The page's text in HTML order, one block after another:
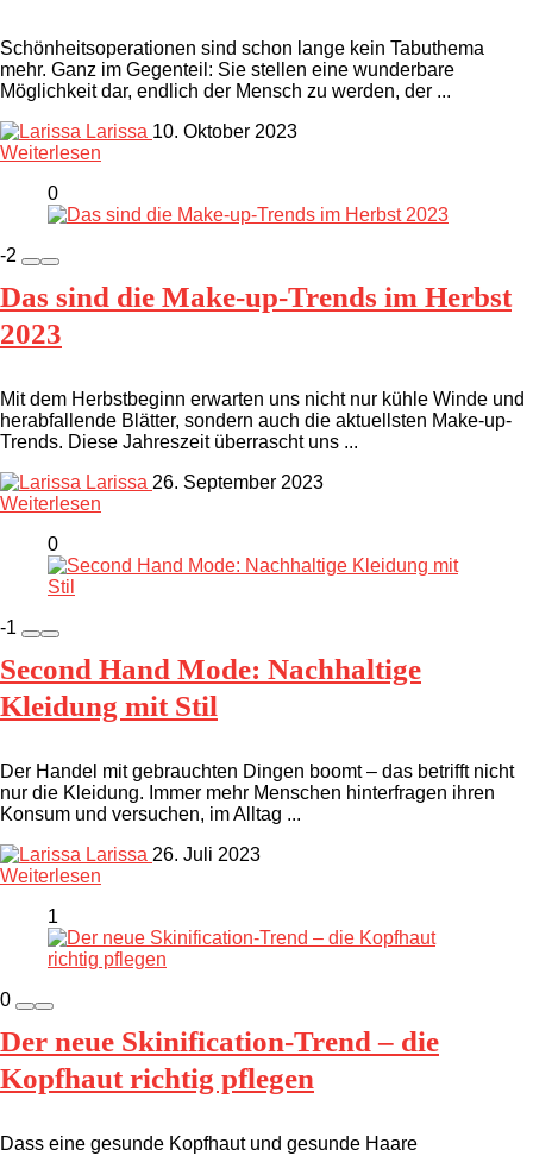
Schönheitsoperationen sind schon lange kein Tabuthema
mehr. Ganz im Gegenteil: Sie stellen eine wunderbare
Möglichkeit dar, endlich der Mensch zu werden, der ...
Larissa 10. Oktober 2023
Weiterlesen
0
-2
Das sind die Make-up-Trends im Herbst
2023
Mit dem Herbstbeginn erwarten uns nicht nur kühle Winde und
herabfallende Blätter, sondern auch die aktuellsten Make-up-
Trends. Diese Jahreszeit überrascht uns ...
Larissa 26. September 2023
Weiterlesen
0
-1
Second Hand Mode: Nachhaltige
Kleidung mit Stil
Der Handel mit gebrauchten Dingen boomt – das betrifft nicht
nur die Kleidung. Immer mehr Menschen hinterfragen ihren
Konsum und versuchen, im Alltag ...
Larissa 26. Juli 2023
Weiterlesen
1
0
Der neue Skinification-Trend – die
Kopfhaut richtig pflegen
Dass eine gesunde Kopfhaut und gesunde Haare